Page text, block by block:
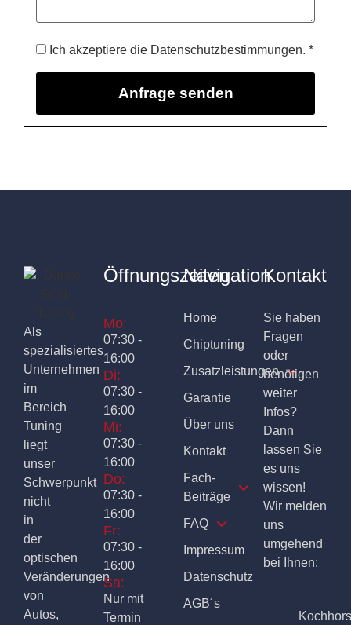
Ich akzeptiere die Datenschutzbestimmungen. *
Als
spezialisiertes
Unternehmen
im
Bereich
Tuning
liegt
unser
Schwerpunkt
nicht
in
der
optischen
Veränderungen
von
Autos,
Öffnungszeiten
Mo:
07:30 -
16:00
Di:
07:30 -
16:00
Mi:
07:30 -
16:00
Do:
07:30 -
16:00
Fr:
07:30 -
16:00
Sa:
Nur mit
Termin
Navigation
Home
Chiptuning
Zusatzleistungen
Garantie
Über uns
Kontakt
Fach-
Beiträge
FAQ
Impressum
Datenschutz
AGB´s
Kontakt
Sie haben
Fragen
oder
benötigen
weiter
Infos?
Dann
lassen Sie
es uns
wissen!
Wir melden
uns
umgehend
bei Ihnen: